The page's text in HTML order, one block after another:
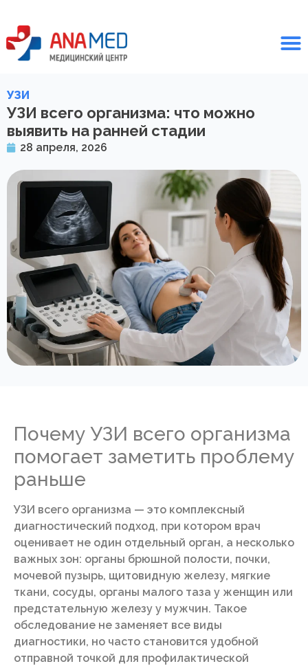
УЗИ
УЗИ всего организма: что можно
выявить на ранней стадии
28 апреля, 2026
Почему УЗИ всего организма
помогает заметить проблему
раньше
УЗИ всего организма — это комплексный
диагностический подход, при котором врач
оценивает не один отдельный орган, а несколько
важных зон: органы брюшной полости, почки,
мочевой пузырь, щитовидную железу, мягкие
ткани, сосуды, органы малого таза у женщин или
предстательную железу у мужчин. Такое
обследование не заменяет все виды
диагностики, но часто становится удобной
отправной точкой для профилактической